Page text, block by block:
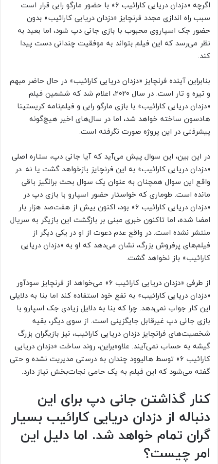
اگرچه «دزدان دریایی کارائیب ۶» با حضور مارگو رابی قرار است
سبب راه اندازی مجدد فرنچایز «دزدان دریایی کارائیب» بدون
حضور جک اسپاروی محبوب با بازی جانی دپ شود، اما بعید به
نظر می‌رسد که این فیلم بتواند به موفقیت چندانی دست پیدا
کند.
بنابراین آینده فرنچایز «دزدان دریایی کارائیب» در حال حاضر مبهم
و تیره و تار است. در سال ۲۰۲۰، اعلام شد که ششمین فیلم
«دزدان دریایی کارائیب» با بازی مارگو رابی و فیلم‌نامه کریستینا
هادسون ساخته خواهد شد، اما در سال‌های اخیر هیچ‌گونه
پیشرفتی در این پروژه صورت نگرفته است.
در این بین، این سوال پیش می‌آید که آیا جانی دپ، ستاره اصلی
«دزدان دریایی کارائیب» به این فرنچایز بازخواهد گشت یا نه. در
واقع این سوال همچنان به عنوان یک سوال بحث برانگیز باقی
مانده است. طوماری که خواستار حضور اسپارو با بازی دپ در
«دزدان دریایی کارائیب ۶» بود، اکنون بیش از هفت‌صد هزار بار
امضا شده، اما تاکنون خبری مبنی بر بازگشت این بازیگر به سریال
منتشر نشده است. در واقع عدم دعوت از او در یکی دیگر از
فیلم‌های پرفروش بزرگ، نشان می‌دهد که او به «دزدان دریایی
کارائیب» باز نخواهد گشت.
از طرفی «دزدان دریایی کارائیب ۶» می‌خواهد از فرنچایز سودآور
«دزدان دریایی کارائیب» به نفع خود استفاده کند اما بنا به دلایلی
این کار جواب نمی‌دهد. چرا که بنا به دلایل زیادی جک اسپارو با
بازی جانی دپ غیرقابل جایگزینی است. از سوی دیگر، بقیه
شخصیت‌های فرانچایز دزدان دریایی کارائیب، نیز بازیگران بزرگ
گیشه به حساب نمی‌آیند. علاوه‌براین، روند ساخت «دزدان دریایی
کارائیب ۶» توسط هالیوود چندان به درستی مدیریت نشده و حتی
گفته می‌شود که این فیلم به یک حامی نجات‌بخش نیاز دارد.
کنار گذاشتن جانی دپ برای این
دنباله از دزدان دریایی کارائیب بسیار
گران تمام خواهد شد. اما دلیل این
امر چیست؟